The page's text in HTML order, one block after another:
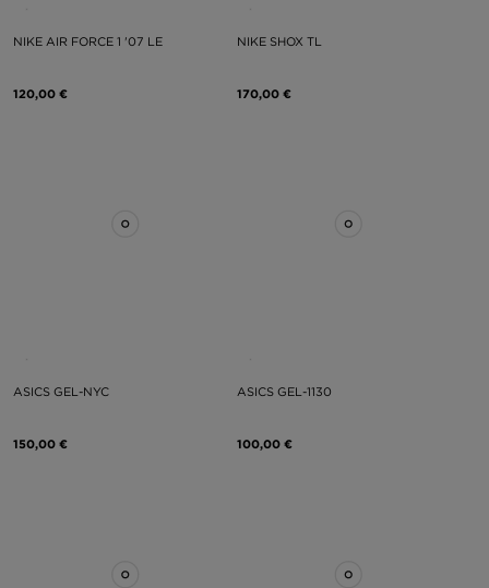
NIKE AIR FORCE 1 '07 LE
120,00 €
NIKE SHOX TL
170,00 €
ASICS GEL-NYC
150,00 €
ASICS GEL-1130
100,00 €